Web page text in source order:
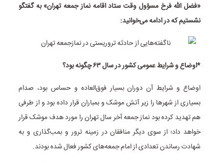
«فضل الله فرخ مسؤول وقت ستاد اقامه نماز جمعه تهران» به گفتگو
نشستیم که در ادامه می‌خوانید:
*اوضاع و شرایط عمومی کشور در سال
چگونه بود؟
اوضاع و شرایط آن دوران بسیار فوق‌العاده و حساس بود، صدام
بسیاری از شهرها را زیر آتش موشک و بمباران قرار داده بود و از طرفی
هم تهدید کرده بود نماز جمعه آخر سال تهران را مورد هدف موشک قرار
خواهد داد؛ از سوی دیگر منافقان در زمینه ترور و بمب‌گذاری و به
شهادت رساندن تعدادی از امام جمعه‌های کشور فعال شده بودند.